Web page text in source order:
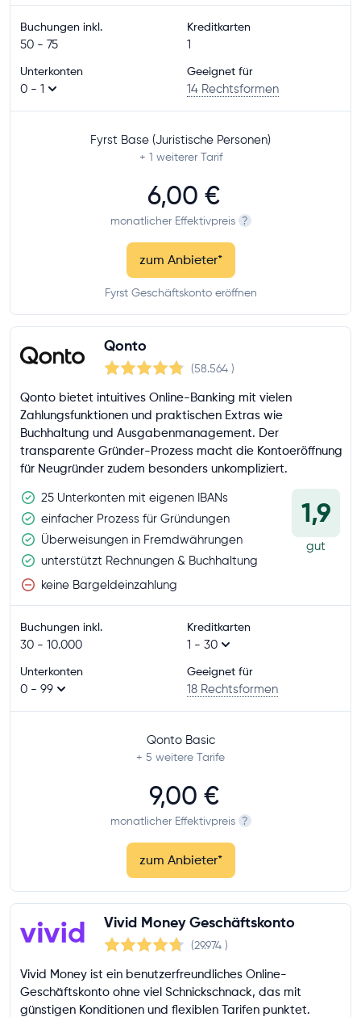
Buchungen inkl.
50 - 75
Kreditkarten
1
Unterkonten
0 - 1
Geeignet für
14 Rechtsformen
Fyrst Base (Juristische Personen)
+ 1 weiterer Tarif
6,00 €
monatlicher Effektivpreis ?
zum Anbieter*
Fyrst Geschäftskonto eröffnen
Qonto
(58.564 )
Qonto bietet intuitives Online-Banking mit vielen
Zahlungsfunktionen und praktischen Extras wie
Buchhaltung und Ausgabenmanagement. Der
transparente Gründer-Prozess macht die Kontoeröffnung
für Neugründer zudem besonders unkompliziert.
25 Unterkonten mit eigenen IBANs
einfacher Prozess für Gründungen
Überweisungen in Fremdwährungen
unterstützt Rechnungen & Buchhaltung
keine Bargeldeinzahlung
1,9
gut
Buchungen inkl.
30 - 10.000
Kreditkarten
1 - 30
Unterkonten
0 - 99
Geeignet für
18 Rechtsformen
Qonto Basic
+ 5 weitere Tarife
9,00 €
monatlicher Effektivpreis ?
zum Anbieter*
Vivid Money Geschäftskonto
(29.974 )
Vivid Money ist ein benutzerfreundliches Online-
Geschäftskonto ohne viel Schnickschnack, das mit
günstigen Konditionen und flexiblen Tarifen punktet.